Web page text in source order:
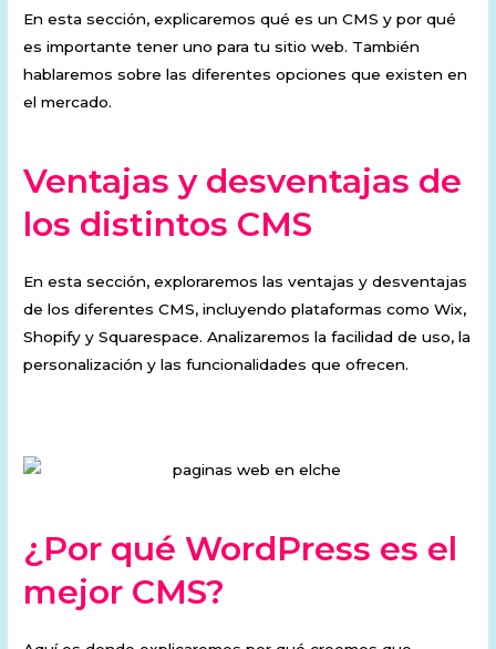
En esta sección, explicaremos qué es un CMS y por qué
es importante tener uno para tu sitio web. También
hablaremos sobre las diferentes opciones que existen en
el mercado.
Ventajas y desventajas de
los distintos CMS
En esta sección, exploraremos las ventajas y desventajas
de los diferentes CMS, incluyendo plataformas como Wix,
Shopify y Squarespace. Analizaremos la facilidad de uso, la
personalización y las funcionalidades que ofrecen.
¿Por qué WordPress es el
mejor CMS?